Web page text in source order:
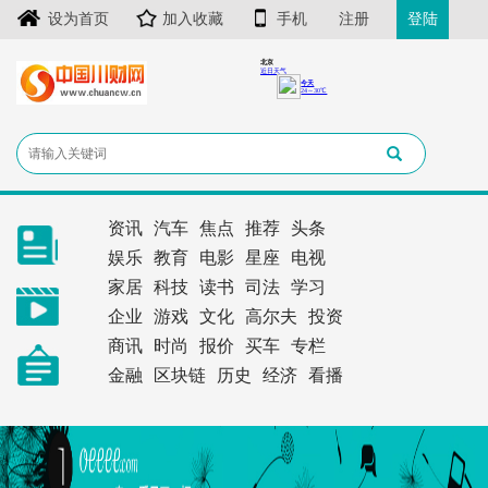
设为首页 加入收藏 手机 注册 登陆
资讯 汽车 焦点 推荐
头条
娱乐
教育 电影 星座
电视
家居
科技 读书 司法
学习
企业
游戏 文化 高尔夫
投资
商讯
时尚 报价 买车
专栏
金融
区块链 历史 经济 看播